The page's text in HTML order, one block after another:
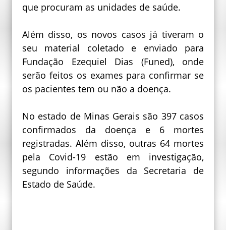
que procuram as unidades de saúde.
Além disso, os novos casos já tiveram o
seu material coletado e enviado para
Fundação Ezequiel Dias (Funed), onde
serão feitos os exames para confirmar se
os pacientes tem ou não a doença.
No estado de Minas Gerais são 397 casos
confirmados da doença e 6 mortes
registradas. Além disso, outras 64 mortes
pela Covid-19 estão em investigação,
segundo informações da Secretaria de
Estado de Saúde.